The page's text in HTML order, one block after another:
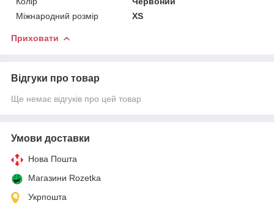
Міжнародний розмір
XS
Приховати
Відгуки про товар
Ще немає відгуків про цей товар
Умови доставки
Нова Пошта
Магазини Rozetka
Укрпошта